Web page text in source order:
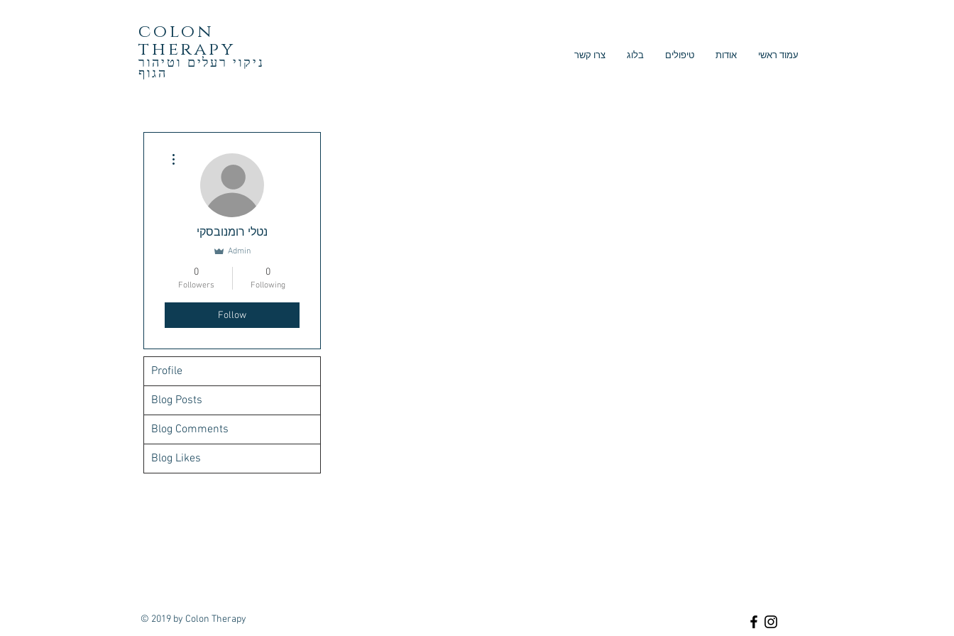
colon
therapy
ניקוי רעלים וטיהור
הגוף
צרו קשר בלוג טיפולים אודות עמוד ראשי
נטלי רומנובסקי
Admin
0
Followers
0
Following
Follow
Profile
Blog Posts
Blog Comments
Blog Likes
© 2019 by Colon Therapy